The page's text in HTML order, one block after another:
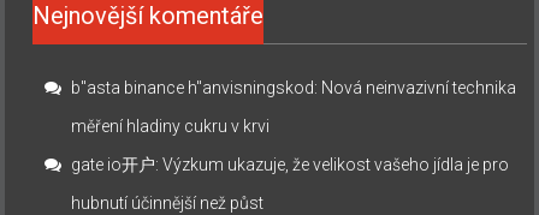
Nejnovější komentáře
b"asta binance h"anvisningskod: Nová neinvazivní technika
měření hladiny cukru v krvi
gate io开户:Výzkum ukazuje, že velikost vašeho jídla je pro
hubnutí účinnější než půst